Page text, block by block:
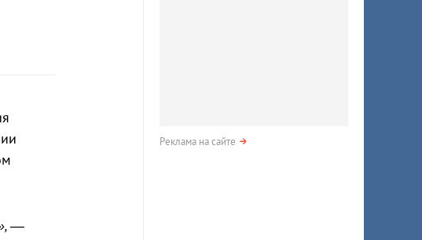
—
Реклама на сайте